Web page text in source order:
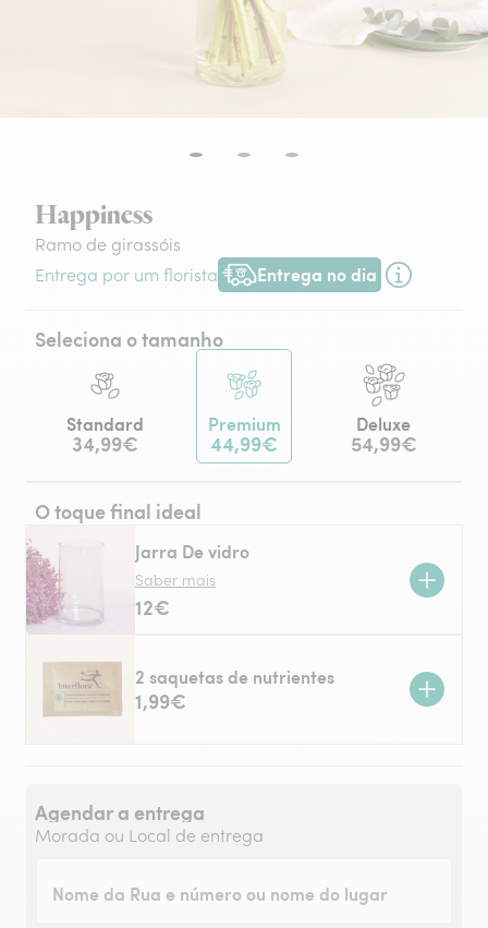
Happiness
Ramo de girassóis
Entrega por um florista
Entrega no dia
Entrega hoje ou na data à tua
Seleciona o tamanho
Standard
34,99€
Premium
44,99€
Deluxe
54,99€
O toque final ideal
Jarra De vidro
Saber mais
12€
2 saquetas de nutrientes
1,99€
Agendar a entrega
Morada ou Local de entrega
Nome da Rua e número ou nome do lugar